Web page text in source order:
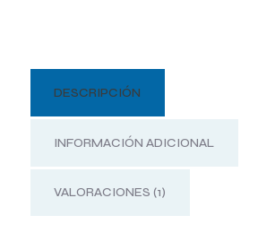
DESCRIPCIÓN
INFORMACIÓN ADICIONAL
VALORACIONES (1)